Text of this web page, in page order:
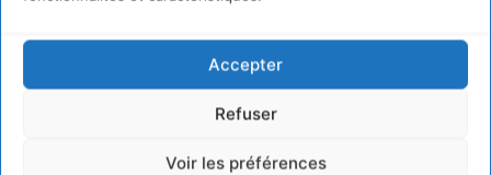
Accepter
Refuser
Voir les préférences
culture comme un fondement du développement durable.
– Directeur associé